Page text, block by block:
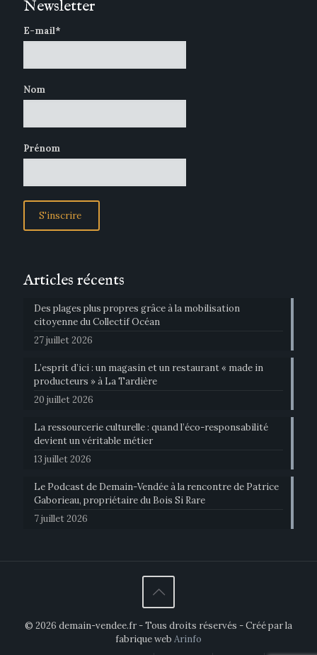
Newsletter
E-mail*
Nom
Prénom
Articles récents
Des plages plus propres grâce à la mobilisation
citoyenne du Collectif Océan
27 juillet 2026
L’esprit d’ici : un magasin et un restaurant « made in
producteurs » à La Tardière
20 juillet 2026
La ressourcerie culturelle : quand l’éco-responsabilité
devient un véritable métier
13 juillet 2026
Le Podcast de Demain-Vendée à la rencontre de Patrice
Gaborieau, propriétaire du Bois Si Rare
7 juillet 2026
© 2026 demain-vendee.fr - Tous droits réservés - Créé par la
fabrique web Arinfo